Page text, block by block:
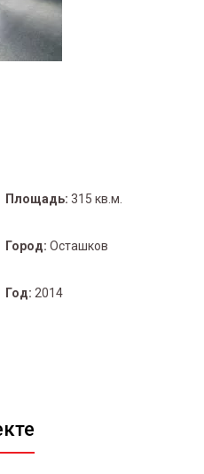
Площадь: 315 кв.м.
Город: Осташков
Год: 2014